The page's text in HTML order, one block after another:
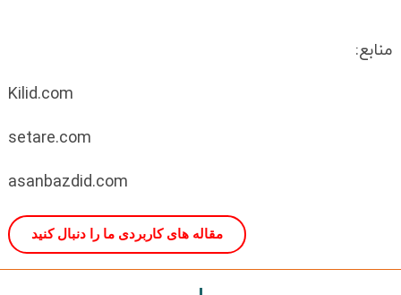
منابع:
Kilid.com
setare.com
asanbazdid.com
مقاله های کاربردی ما را دنبال کنید